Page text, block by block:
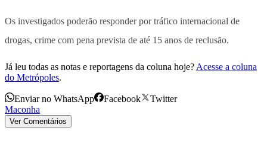
Os investigados poderão responder por tráfico internacional de
drogas, crime com pena prevista de até 15 anos de reclusão.
Já leu todas as notas e reportagens da coluna hoje? Acesse a coluna
do Metrópoles.
Enviar no WhatsApp Facebook
Twitter
Maconha
Ver Comentários